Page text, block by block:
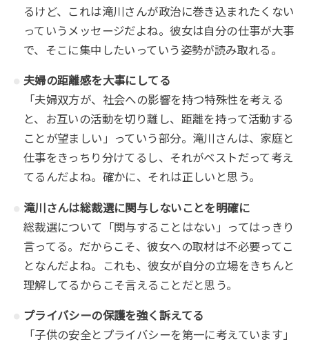
るけど、これは滝川さんが政治に巻き込まれたくない
っていうメッセージだよね。彼女は自分の仕事が大事
で、そこに集中したいっていう姿勢が読み取れる。
夫婦の距離感を大事にしてる
「夫婦双方が、社会への影響を持つ特殊性を考える
と、お互いの活動を切り離し、距離を持って活動する
ことが望ましい」っていう部分。滝川さんは、家庭と
仕事をきっちり分けてるし、それがベストだって考え
てるんだよね。確かに、それは正しいと思う。
滝川さんは総裁選に関与しないことを明確に
総裁選について「関与することはない」ってはっきり
言ってる。だからこそ、彼女への取材は不必要ってこ
となんだよね。これも、彼女が自分の立場をきちんと
理解してるからこそ言えることだと思う。
プライバシーの保護を強く訴えてる
「子供の安全とプライバシーを第一に考えています」